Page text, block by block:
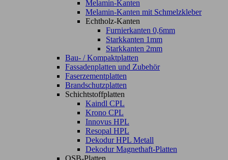
Melamin-Kanten
Melamin-Kanten mit Schmelzkleber
Echtholz-Kanten
Furnierkanten 0,6mm
Starkkanten 1mm
Starkkanten 2mm
Bau- / Kompaktplatten
Fassadenplatten und Zubehör
Faserzementplatten
Brandschutzplatten
Schichtstoffplatten
Kaindl CPL
Krono CPL
Innovus HPL
Resopal HPL
Dekodur HPL Metall
Dekodur Magnethaft-Platten